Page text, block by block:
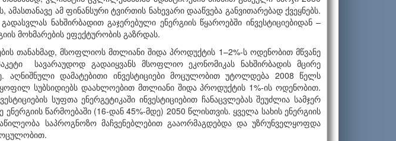
ამ ფინანსური ტვირთის ნახევარი დააწვება განვითარებად ქვეყნებს.
ნახშირბადით გაჯერებული ენერგიის წყაროებში ინვესტიციებიდან –
მოხმარების ეფექტურობის გაზრდას.
თანახმად, მსოფლიოს მთლიანი შიდა პროდუქტის 1–2%-ს ოდენობით მწვანე
სავარაუდოდ გადაიყვანს მსოფლიო ეკონომიკას ნახშირბადის მცირე
აღნიშნული დამატებითი ინვესტიციები მოცულობით უტოლდება 2008 წელს
სუბსიდიებს დაახლოებით მთლიანი შიდა პროდუქტის 1%-ის ოდენობით.
სუფთა ენერგეტიკაში ინვესტიციებით ჩანაცვლებას შეუძლია სამჯერ
წარმოებაში (16-დან 45%-მდე) 2050 წლისთვის. ყველა სახის ენერგიის
საპროგნოზო მაჩვენებლებით გააორმაგდებდა და უზრუნველყოფდა